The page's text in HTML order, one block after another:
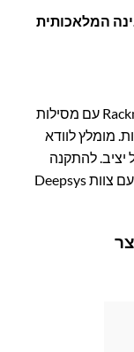
המלאכותית
השרת מגיע מוכן להתקנה במארז Rackmount 4U עם מסילות
מומלץ לוודא
יציב. להתקנה
ראשונית ותצורה, אנו ממליצים על התייעצות עם צוות Deepsys